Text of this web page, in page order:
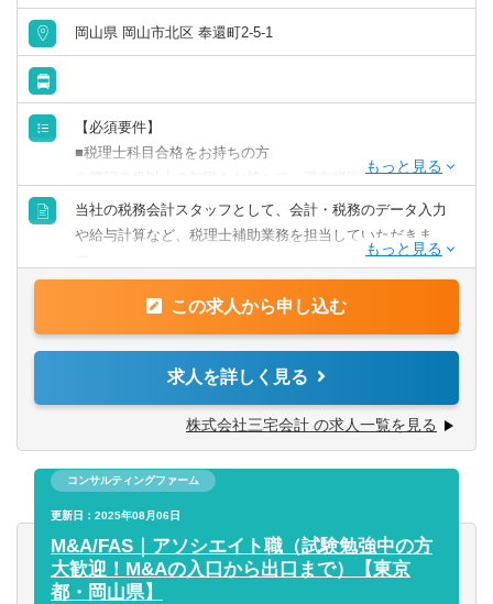
岡山県 岡山市北区 奉還町2-5-1
【必須要件】
■税理士科目合格をお持ちの方
※簿記３級以上の知識をお持ちで、現在税理士科目試験勉
強中の方も歓迎いたします。税理士事務所でのご経験は必
須ではございません。
【歓迎要件】
■普通自動車免許資格
■一般企業での経理事務経験
■会計ソフトの入力や給料計算の経験
【求める人物像】
コミュニケーションを大切にできる方
連携や、周囲への気配りを意識できる方
プライベートとの両立を叶えたい方
当社の税務会計スタッフとして、会計・税務のデータ入力
や給与計算など、税理士補助業務を担当していただきま
業務の流れなど基本的な業務を学んでいただきます。徐々
にできることを増やしていきましょう。
り、主任やマネージャーなど
実力に合わせたキャリアアップも可能です！
◆会計・税務データの入力
◆資料作成
◆給与計算
◆電話・来客対応 など
この求人から申し込む
求人を詳しく見る
株式会社三宅会計 の求人一覧を見る
コンサルティングファーム
更新日：2025年08月06日
M&A/FAS｜アソシエイト職（試験勉強中の方
大歓迎！M&Aの入口から出口まで）【東京
都・岡山県】